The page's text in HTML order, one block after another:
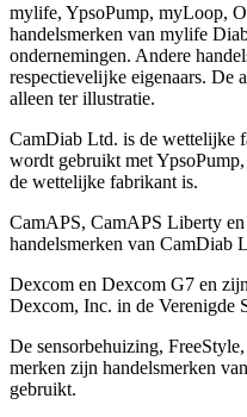
mylife, YpsoPump, myLoop,
handelsmerken van mylife
ondernemingen. Andere
respectievelĳke eigenaars. De
alleen ter illustratie.
CamDiab Ltd. is de wettelijke
wordt gebruikt met
de wettelijke fabrikant is.
CamAPS, CamAPS Liberty
handelsmerken van CamDiab
Dexcom en Dexcom G7 en
Dexcom, Inc. in de Verenigde
De sensorbehuizing,
merken zijn handelsmerken
gebruikt.